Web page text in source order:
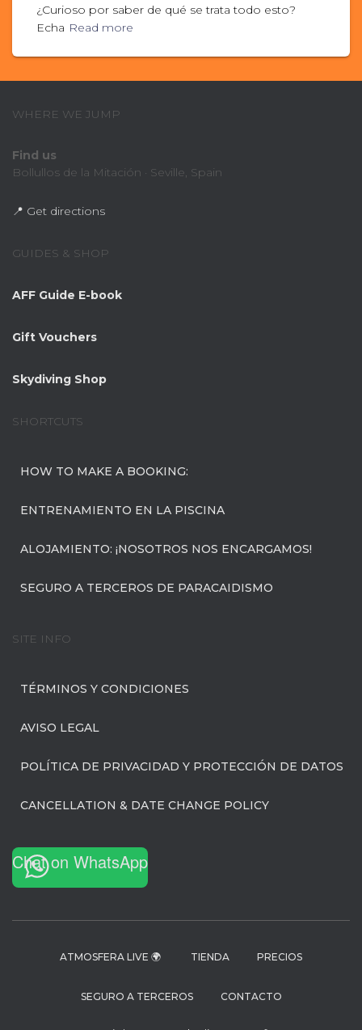
¿Curioso por saber de qué se trata todo esto?
Echa Read more
WHERE WE JUMP
Find us
Bollullos de la Mitación · Seville, Spain
📍 Get directions
GUIDES & SHOP
AFF Guide E-book
Gift Vouchers
Skydiving Shop
SHORTCUTS
HOW TO MAKE A BOOKING:
ENTRENAMIENTO EN LA PISCINA
ALOJAMIENTO: ¡NOSOTROS NOS ENCARGAMOS!
SEGURO A TERCEROS DE PARACAIDISMO
SITE INFO
TÉRMINOS Y CONDICIONES
AVISO LEGAL
POLÍTICA DE PRIVACIDAD Y PROTECCIÓN DE DATOS
CANCELLATION & DATE CHANGE POLICY
Chat on WhatsApp
ATMOSFERA LIVE 🌍 TIENDA PRECIOS
SEGURO A TERCEROS CONTACTO